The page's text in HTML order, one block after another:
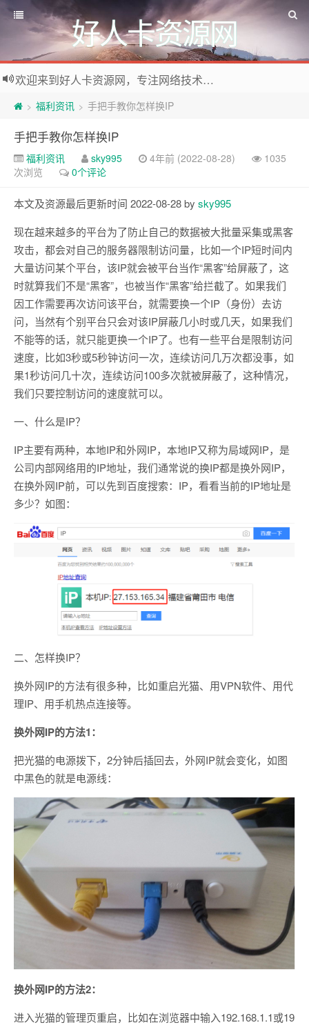
好人卡资源网
欢迎来到好人卡资源网，专注网络技术资源收集，我们不仅是网络资源的搬运工，也生产原创资源。寻找资源请留言或关注公众号:烈日下的男人
> 福利资讯 > 手把手教你怎样换IP
手把手教你怎样换IP
福利资讯 sky995 4年前 (2022-08-28)
1035
次浏览
0个评论
本文及资源最后更新时间 2022-08-28 by sky995
现在越来越多的平台为了防止自己的数据被大批量采集或黑客
攻击，都会对自己的服务器限制访问量，比如一个IP短时间内
大量访问某个平台，该IP就会被平台当作“黑客”给屏蔽了，这
时就算我们不是“黑客”，也被当作“黑客”给拦截了。如果我们
因工作需要再次访问该平台，就需要换一个IP（身份）去访
问，当然有个别平台只会对该IP屏蔽几小时或几天，如果我们
不能等的话，就只能更换一个IP了。也有一些平台是限制访问
速度，比如3秒或5秒钟访问一次，连续访问几万次都没事，如
果1秒访问几十次，连续访问100多次就被屏蔽了，这种情况，
我们只要控制访问的速度就可以。
一、什么是IP？
IP主要有两种，本地IP和外网IP，本地IP又称为局域网IP，是
公司内部网络用的IP地址，我们通常说的换IP都是换外网IP，
在换外网IP前，可以先到百度搜索：IP，看看当前的IP地址是
多少？如图：
二、怎样换IP？
换外网IP的方法有很多种，比如重启光猫、用VPN软件、用代
理IP、用手机热点连接等。
换外网IP的方法1：
把光猫的电源拨下，2分钟后插回去，外网IP就会变化，如图
中黑色的就是电源线：
换外网IP的方法2：
进入光猫的管理页重启，比如在浏览器中输入192.168.1.1或19